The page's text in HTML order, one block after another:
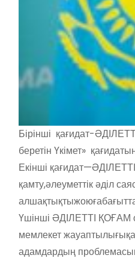
Бірінші қағидат-
беретін Үкімет»
Екінші қағидат—ӘДІЛЕТТІ
қамту,әлеуметтікәділ
алшақтықтыжоюға
Үшінші ӘДІЛЕТТІ ҚОҒАМ
мемлекетжауаптылығы
адамдардың